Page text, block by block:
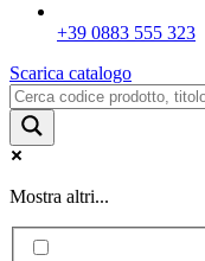
+39 0883 555 323
Scarica catalogo
Mostra altri...